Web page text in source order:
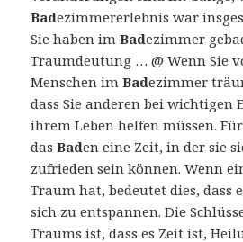
Badezimmererlebnis war
Sie haben imBadezimmer
Traumdeutung … @ Wenn Sie
Menschen imBadezimmer
dass Sie anderen bei wichtigen
ihrem Leben helfen müssen.
dasBaden eine Zeit, in der sie
zufrieden sein können. Wenn
Traum hat, bedeutet dies, dass
sich zu entspannen. Die
Traums ist, dass es Zeit ist,